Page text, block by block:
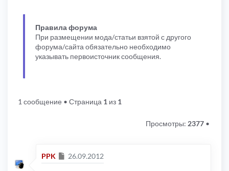
Правила форума
При размещении мода/статьи взятой с другого
форума/сайта обязательно необходимо
указывать первоисточник сообщения.
1 сообщение • Страница 1 из 1
Просмотры: 2377 •
PPK Сообщение
26.09.2012